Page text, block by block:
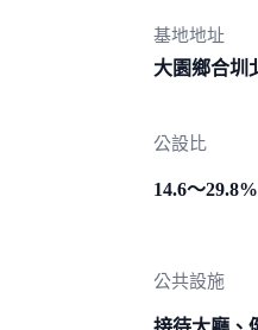
基地地址
大園鄉合圳
公設比
14.6～29.8%
公共設施